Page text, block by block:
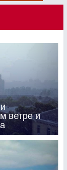
ветре и